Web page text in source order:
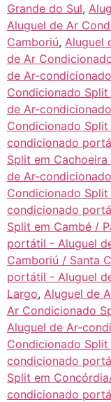
Grande do Sul,
Aluguel de Ar
Camboriú, Aluguel
de Ar
de Ar-
Condicionado
de Ar-
Condicionado Split
condicionado
Split em
de Ar-
Condicionado
condicionado
Split em Cambé /
portátil - Aluguel
Camboriú / Santa
portátil - Aluguel
Largo, Aluguel de
Ar Condicionado
Aluguel de Ar-
Condicionado
condicionado
Split em
condicionado